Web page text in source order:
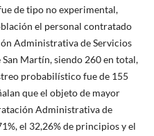
de tipo no experimental,
el personal contratado
Administrativa de Servicios
Martín, siendo 260 en total,
probabilístico fue de 155
que el objeto de mayor
Administrativa de
el 32,26% de principios y el